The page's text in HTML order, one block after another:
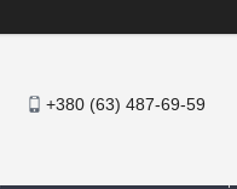
+380 (63) 487-69-59